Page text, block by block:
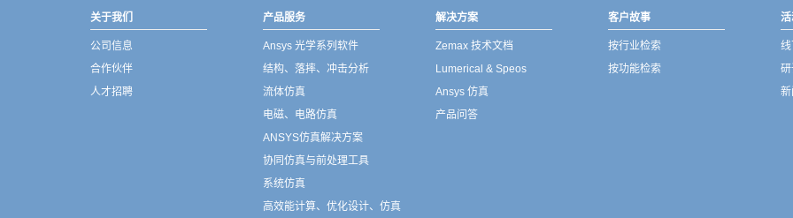
关于我们
公司信息
合作伙伴
人才招聘
产品服务
Ansys 光学系列软件
结构、落摔、冲击分析
流体仿真
电磁、电路仿真
ANSYS仿真解决方案
协同仿真与前处理工具
系统仿真
高效能计算、优化设计、仿真
解决方案
Zemax 技术文档
Lumerical & Speos
Ansys 仿真
产品问答
客户故事
按行业检索
按功能检索